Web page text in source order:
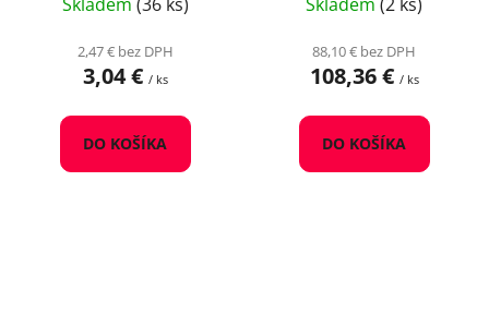
2,47 € bez DPH
3,04 € / ks
DO KOŠÍKA
88,10 € bez DPH
108,36 € / ks
DO KOŠÍKA